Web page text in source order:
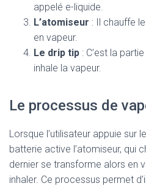
appelé e-liquide.
L’atomiseur : Il chauffe
en vapeur.
Le drip tip : C’est la
inhale la vapeur.
Le processus de
Lorsque l’utilisateur appuie sur
batterie active l’atomiseur, qui
dernier se transforme alors en
inhaler. Ce processus permet